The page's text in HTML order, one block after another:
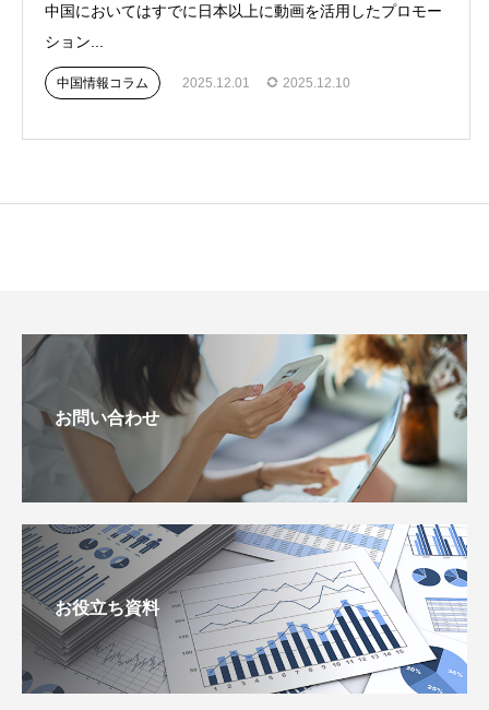
中国においてはすでに日本以上に動画を活用したプロモー
ション...
中国情報コラム 2025.12.01 2025.12.10
お問い合わせ
お役立ち資料